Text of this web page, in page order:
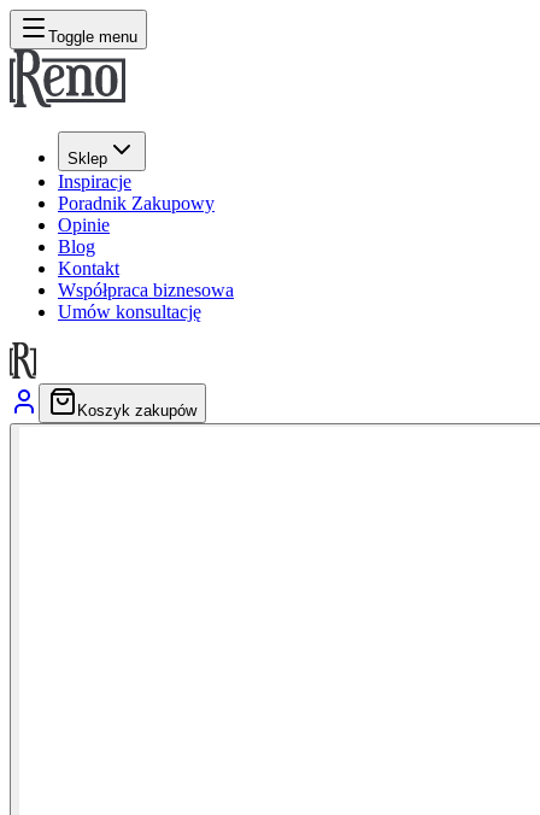
Toggle menu
Sklep
Inspiracje
Poradnik Zakupowy
Opinie
Blog
Kontakt
Współpraca biznesowa
Umów konsultację
Koszyk zakupów